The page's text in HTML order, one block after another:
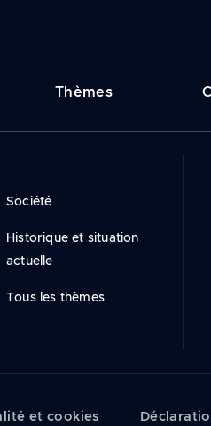
Thèmes
Société
Historique et situation
actuelle
Tous les thèmes
et cookies